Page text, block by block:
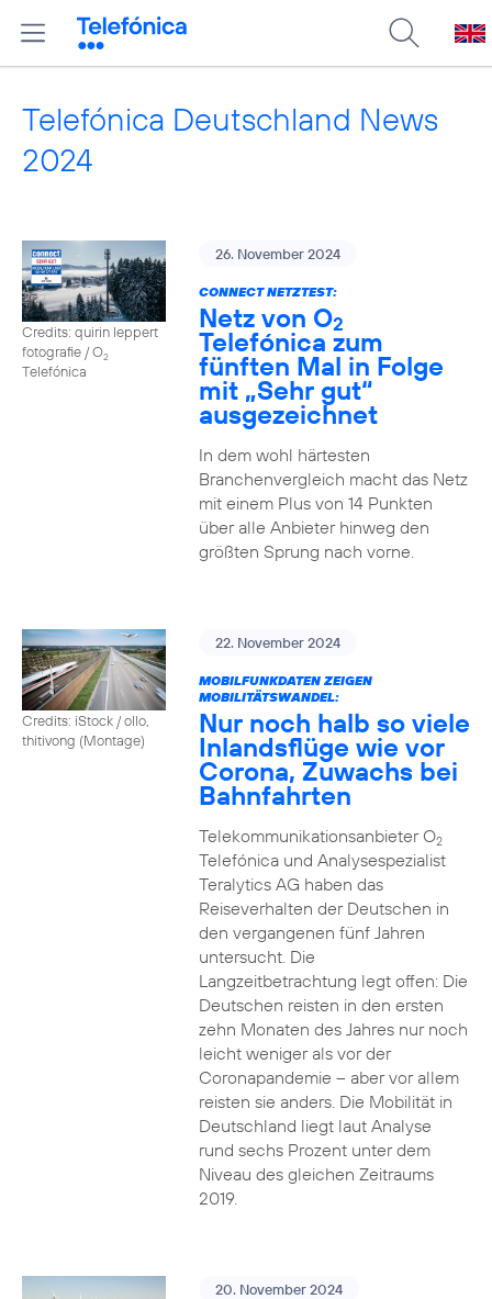
Telefónica Deutschland News
2024
Credits: quirin leppert
fotografie / O2
Telefónica
26. November 2024
CONNECT NETZTEST:
Netz von O2
Telefónica zum
fünften Mal in Folge
mit „Sehr gut“
ausgezeichnet
In dem wohl härtesten
Branchenvergleich macht das Netz
mit einem Plus von 14 Punkten
über alle Anbieter hinweg den
größten Sprung nach vorne.
Credits: iStock / ollo,
thitivong (Montage)
22. November 2024
MOBILFUNKDATEN ZEIGEN
MOBILITÄTSWANDEL:
Nur noch halb so viele
Inlandsflüge wie vor
Corona, Zuwachs bei
Bahnfahrten
Telekommunikationsanbieter O2
Telefónica und Analysespezialist
Teralytics AG haben das
Reiseverhalten der Deutschen in
den vergangenen fünf Jahren
untersucht. Die
Langzeitbetrachtung legt offen: Die
Deutschen reisten in den ersten
zehn Monaten des Jahres nur noch
leicht weniger als vor der
Coronapandemie – aber vor allem
reisten sie anders. Die Mobilität in
Deutschland liegt laut Analyse
rund sechs Prozent unter dem
Niveau des gleichen Zeitraums
2019.
20. November 2024